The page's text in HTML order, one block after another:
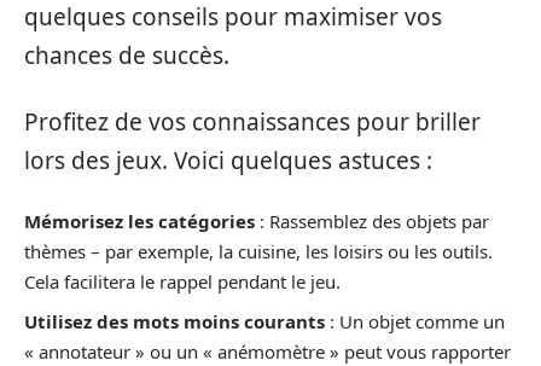
quelques conseils pour maximiser vos
chances de succès.
Profitez de vos connaissances pour briller
lors des jeux. Voici quelques astuces :
Mémorisez les catégories : Rassemblez des objets par
thèmes – par exemple, la cuisine, les loisirs ou les outils.
Cela facilitera le rappel pendant le jeu.
Utilisez des mots moins courants : Un objet comme un
« annotateur » ou un « anémomètre » peut vous rapporter